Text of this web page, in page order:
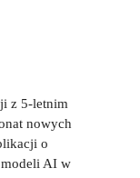
z 5-letnim
nowych
o
AI w